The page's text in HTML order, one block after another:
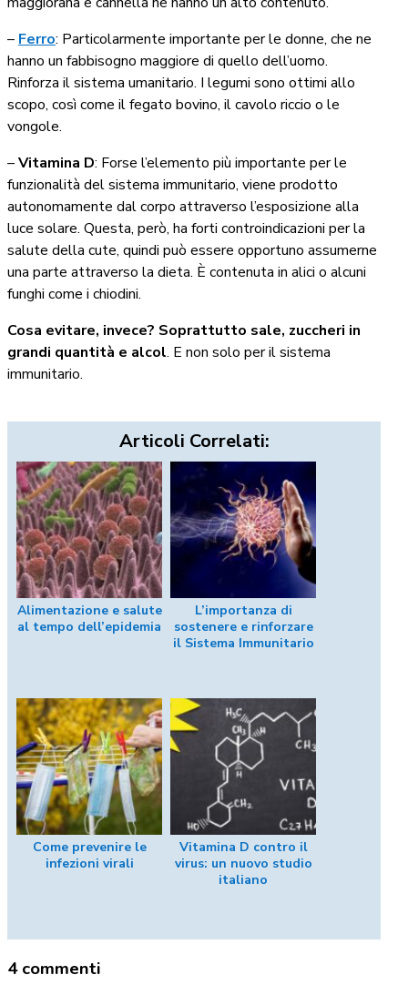
– Ferro: Particolarmente importante per le donne, che ne
hanno un fabbisogno maggiore di quello dell’uomo.
Rinforza il sistema umanitario. I legumi sono ottimi allo
scopo, così come il fegato bovino, il cavolo riccio o le
vongole.
–Vitamina D: Forse l’elemento più importante per le
funzionalità del sistema immunitario, viene prodotto
autonomamente dal corpo attraverso l’esposizione alla
luce solare. Questa, però, ha forti controindicazioni per la
salute della cute, quindi può essere opportuno assumerne
una parte attraverso la dieta. È contenuta in alici o alcuni
funghi come i chiodini.
Cosa evitare, invece? Soprattutto sale, zuccheri in
grandi quantità e alcol. E non solo per il sistema
immunitario.
Articoli Correlati:
Alimentazione e salute
al tempo dell’epidemia
L’importanza di
sostenere e rinforzare
il Sistema Immunitario
Come prevenire le
infezioni virali
Vitamina D contro il
virus: un nuovo studio
italiano
4 commenti